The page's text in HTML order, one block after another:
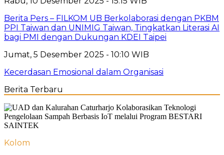
Berita Pers – FILKOM UB Berkolaborasi dengan PKBM
PPI Taiwan dan UNIMIG Taiwan, Tingkatkan Literasi AI
bagi PMI dengan Dukungan KDEI Taipei
Jumat, 5 Desember 2025 - 10:10 WIB
Kecerdasan Emosional dalam Organisasi
Berita Terbaru
Kolom